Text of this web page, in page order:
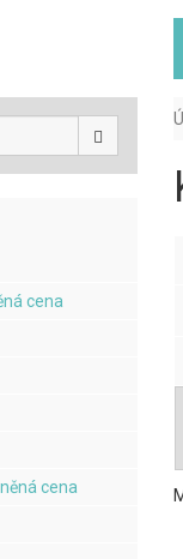
cena
cena